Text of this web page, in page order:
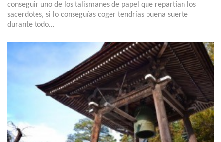
conseguir uno de los talismanes de papel que repartían los
sacerdotes, si lo conseguías coger tendrías buena suerte
durante todo…